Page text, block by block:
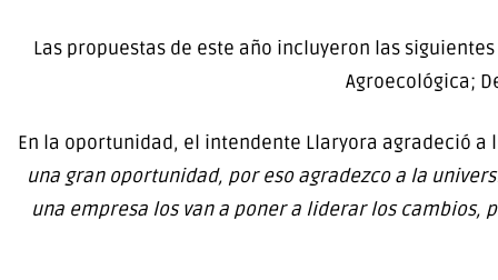
Las propuestas de este año incluyeron las
Agroecológica;
En la oportunidad, el intendente Llaryora agradeció
una gran oportunidad, por eso agradezco a la
una empresa los van a poner a liderar los cambios,